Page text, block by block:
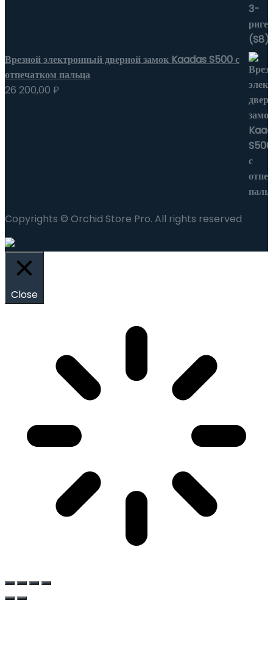
Врезной электронный дверной замок Kaadas S500 с
отпечатком пальца
26 200,00 ₽
Copyrights © Orchid Store Pro. All rights reserved
Close